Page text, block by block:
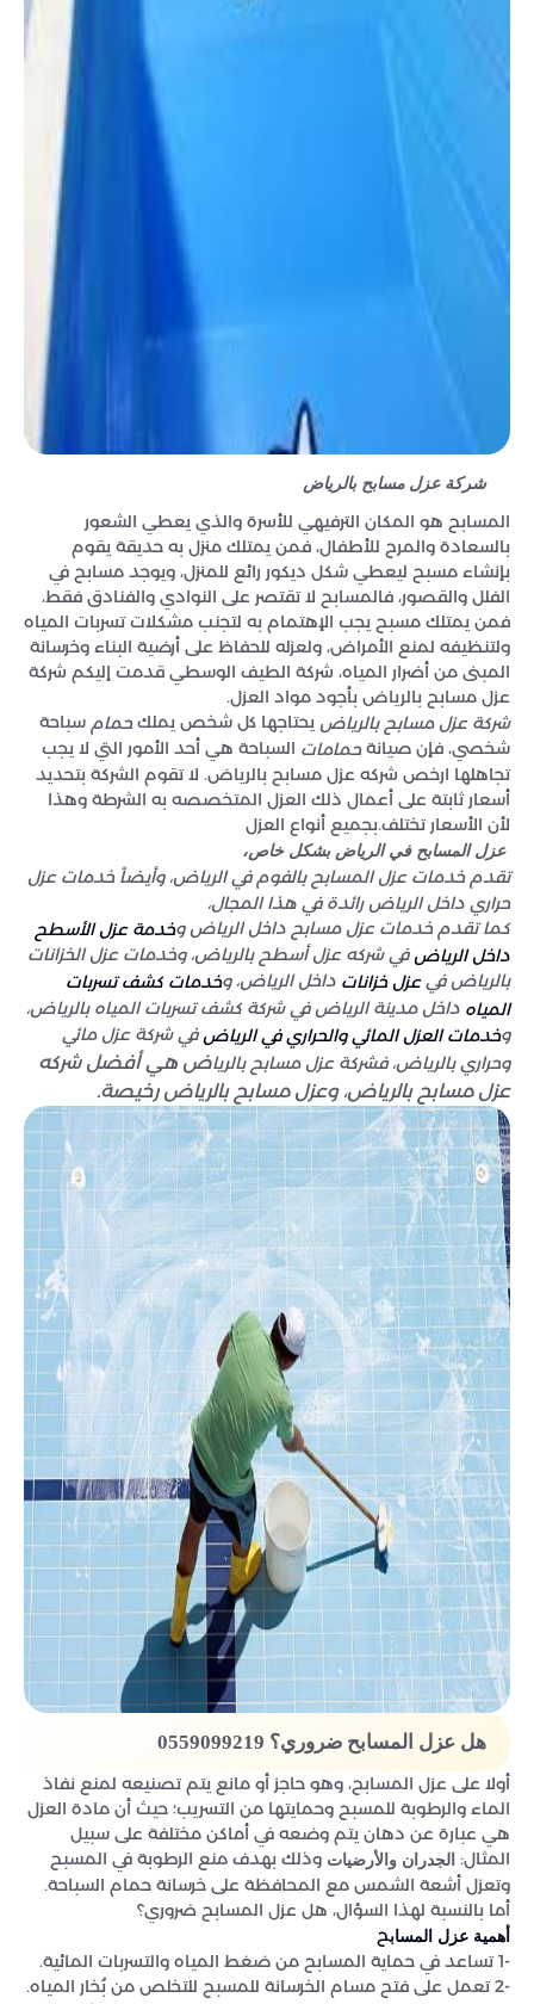
شركة عزل مسابح بالرياض
المسابح هو المكان الترفيهي للأسرة والذي يعطي الشعور
بالسعادة والمرح للأطفال، فمن يمتلك منزل به حديقة يقوم
بإنشاء مسبح ليعطي شكل ديكور رائع للمنزل، ويوجد مسابح في
الفلل والقصور، فالمسابح لا تقتصر على النوادي والفنادق فقط،
فمن يمتلك مسبح يجب الإهتمام به لتجنب مشكلات تسربات المياه
ولتنظيفه لمنع الأمراض، ولعزله للحفاظ على أرضية البناء وخرسانة
المبنى من أضرار المياه، شركة الطيف الوسطي قدمت إليكم شركة
عزل مسابح بالرياض بأجود مواد العزل.
شركة عزل مسابح بالرياض يحتاجها كل شخص يملكحمام سباحة
شخصي، فإن صيانةحمامات السباحة هي أحد الأمور التي لا يجب
تجاهلها ارخص شركه عزل مسابح بالرياض. لا تقوم الشركة بتحديد
أسعار ثابتة على أعمال ذلك العزل المتخصصه به الشرطة وهذا
لأن الأسعار تختلف.بجميع أنواع العزل
عزل المسابح في الرياض بشكل خاص،
تقدم خدمات عزل المسابح بالفوم في الرياض، وأيضاً خدمات عزل
حراري داخل الرياض رائدة في هذا المجال،
كما تقدم خدمات عزل مسابح داخل الرياض وخدمة عزل الأسطح
داخل الرياضفي شركه عزل أسطح بالرياض، وخدمات عزل الخزانات
بالرياض فيعزل خزانات داخل الرياض، وخدمات كشف تسربات
المياه داخل مدينة الرياض في شركة كشف تسربات المياه بالرياض،
وخدمات العزل المائي والحراري في الرياضفي شركة عزل مائي
وحراري بالرياض، فشركة عزل مسابح بالرياض هي أفضل شركه
عزل مسابح بالرياض، وعزل مسابح بالرياض رخيصة.
هل عزل المسابح ضروري؟ 0559099219
أولا على عزل المسابح، وهو حاجز أو مانع يتم تصنيعه لمنع نفاذ
الماء والرطوبة للمسبح وحمايتها من التسريب؛ حيث أن مادة العزل
هي عبارة عن دهان يتم وضعه في أماكن مختلفة على سبيل
المثال: الجدران والأرضيات وذلك بهدف منع الرطوبة في المسبح
وتعزل أشعة الشمس مع المحافظة على خرسانة حمام السباحة.
أما بالنسبة لهذا السؤال، هل عزل المسابح ضروري؟
أهمية عزل المسابح
-1 تساعد في حماية المسابح من ضغط المياه والتسربات المائية.
-2 تعمل على فتح مسام الخرسانة للمسبح للتخلص من بُخار المياه.